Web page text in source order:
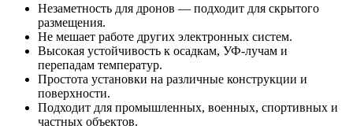
Незаметность для дронов — подходит для скрытого
размещения.
Не мешает работе других электронных систем.
Высокая устойчивость к осадкам, УФ-лучам и
перепадам температур.
Простота установки на различные конструкции и
поверхности.
Подходит для промышленных, военных, спортивных и
частных объектов.